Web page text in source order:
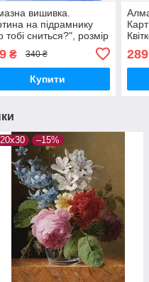
вишивка.
на підрамнику
сниться?", розмір
₴ 340 ₴
Купити
289
20х30 –15%